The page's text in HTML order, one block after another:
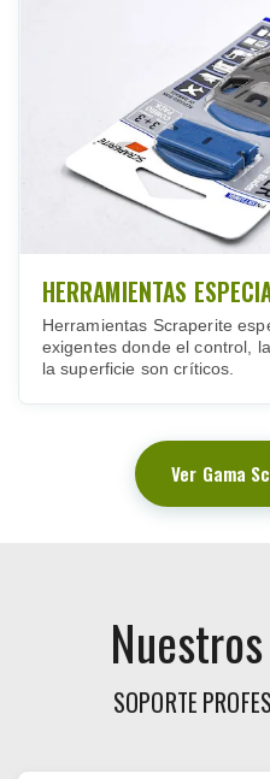
HERRAMIENTAS
Herramientas Scraperite
exigentes donde el control,
la superficie son críticos.
Ver Gama
SOPORTE